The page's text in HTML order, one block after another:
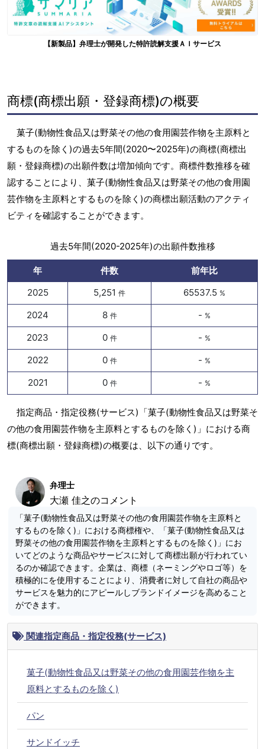
【新製品】弁理士が開発した特許読解支援ＡＩサービス
商標(商標出願・登録商標)の概要
菓子(動物性食品又は野菜その他の食用園芸作物を主原料と
するものを除く)の過去5年間(2020〜2025年)の商標(商標出
願・登録商標)の出願件数は増加傾向です。商標件数推移を確
認することにより、菓子(動物性食品又は野菜その他の食用園
芸作物を主原料とするものを除く)の商標出願活動のアクティ
ビティを確認することができます。
過去5年間(2020-2025年)の出願件数推移
年 件数
前年比
2025
5,251 件 65537.5 %
2024 8 件 - %
2023 0 件 - %
2022 0 件 - %
2021 0 件 - %
指定商品・指定役務(サービス)「菓子(動物性食品又は野菜そ
の他の食用園芸作物を主原料とするものを除く)」における商
標(商標出願・登録商標)の概要は、以下の通りです。
弁理士
大瀬 佳之のコメント
「菓子(動物性食品又は野菜その他の食用園芸作物を主原料と
するものを除く)」における商標権や、「菓子(動物性食品又は
野菜その他の食用園芸作物を主原料とするものを除く)」にお
いてどのような商品やサービスに対して商標出願が行われてい
るのか確認できます。企業は、商標（ネーミングやロゴ等）を
積極的にを使用することにより、消費者に対して自社の商品や
サービスを魅力的にアピールしブランドイメージを高めること
ができます。
関連指定商品・指定役務(サービス)
菓子(動物性食品又は野菜その他の食用園芸作物を主
原料とするものを除く)
パン
サンドイッチ